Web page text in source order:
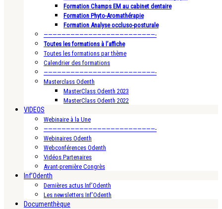
Formation Champs EM au cabinet dentaire
Formation Phyto-Aromathérapie
Formation Analyse occluso-posturale
—————————————————————————-
Toutes les formations à l’affiche
Toutes les formations par thème
Calendrier des formations
—————————————————————————-
Masterclass Odenth
MasterClass Odenth 2023
MasterClass Odenth 2022
VIDEOS
Webinaire à la Une
—————————————————————————-
Webinaires Odenth
Webconférences Odenth
Vidéos Partenaires
Avant-première Congrès
Inf’Odenth
Dernières actus Inf’Odenth
Les newsletters Inf’Odenth
Documenthèque